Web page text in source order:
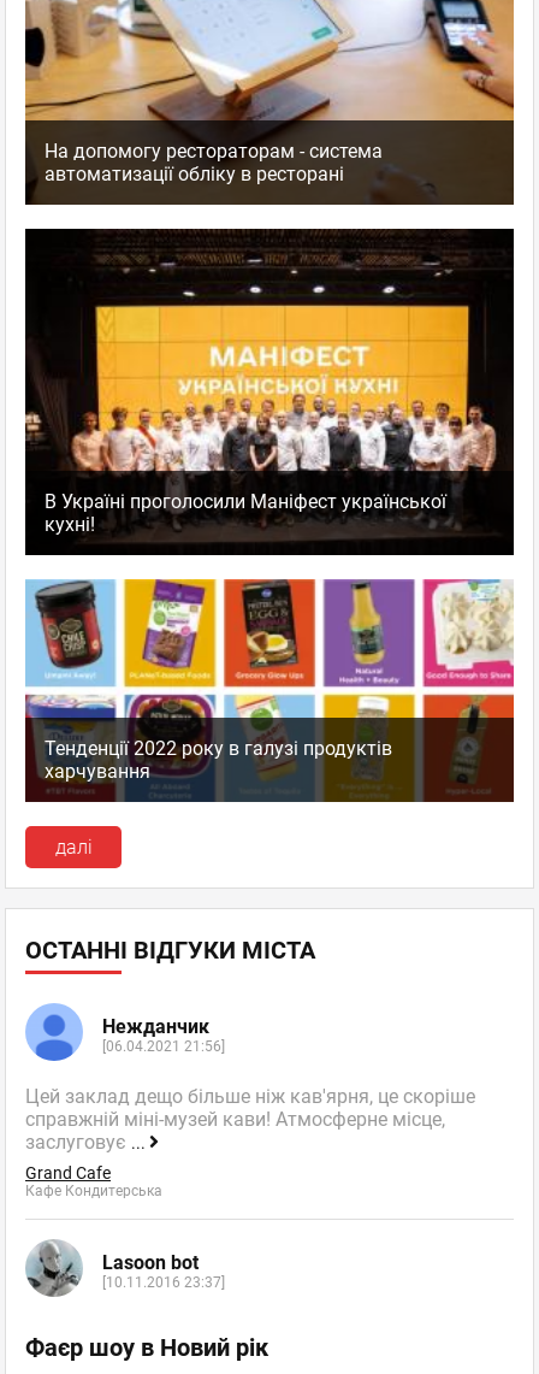
На допомогу рестораторам - система
автоматизації обліку в ресторані
В Україні проголосили Маніфест української
кухні!
Тенденції 2022 року в галузі продуктів
харчування
далі
ОСТАННІ ВІДГУКИ МІСТА
Нежданчик
[06.04.2021 21:56]
Цей заклад дещо більше ніж кав'ярня, це скоріше
справжній міні-музей кави! Атмосферне місце,
заслуговує ...
Grand Cafe
Кафе Кондитерська
Lasoon bot
[10.11.2016 23:37]
Фаєр шоу в Новий рік